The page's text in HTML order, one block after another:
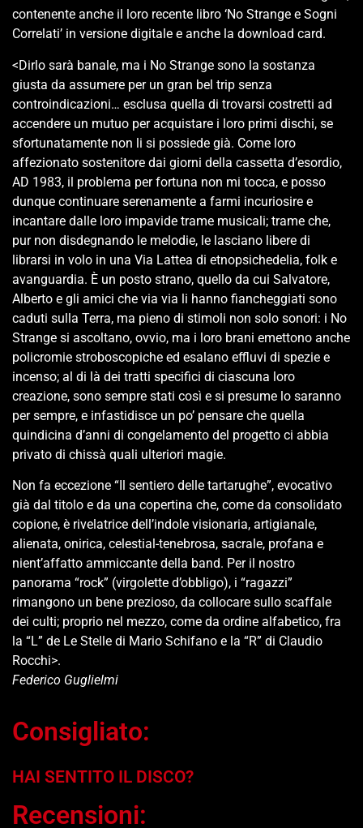
contenente anche il loro recente libro ‘No Strange e Sogni
Correlati’ in versione digitale e anche la download card.
<Dirlo sarà banale, ma i No Strange sono la sostanza
giusta da assumere per un gran bel trip senza
controindicazioni… esclusa quella di trovarsi costretti ad
accendere un mutuo per acquistare i loro primi dischi, se
sfortunatamente non li si possiede già. Come loro
affezionato sostenitore dai giorni della cassetta d’esordio,
AD 1983, il problema per fortuna non mi tocca, e posso
dunque continuare serenamente a farmi incuriosire e
incantare dalle loro impavide trame musicali; trame che,
pur non disdegnando le melodie, le lasciano libere di
librarsi in volo in una Via Lattea di etnopsichedelia, folk e
avanguardia. È un posto strano, quello da cui Salvatore,
Alberto e gli amici che via via li hanno fiancheggiati sono
caduti sulla Terra, ma pieno di stimoli non solo sonori: i No
Strange si ascoltano, ovvio, ma i loro brani emettono anche
policromie stroboscopiche ed esalano effluvi di spezie e
incenso; al di là dei tratti specifici di ciascuna loro
creazione, sono sempre stati così e si presume lo saranno
per sempre, e infastidisce un po’ pensare che quella
quindicina d’anni di congelamento del progetto ci abbia
privato di chissà quali ulteriori magie.
Non fa eccezione “Il sentiero delle tartarughe”, evocativo
già dal titolo e da una copertina che, come da consolidato
copione, è rivelatrice dell’indole visionaria, artigianale,
alienata, onirica, celestial-tenebrosa, sacrale, profana e
nient’affatto ammiccante della band. Per il nostro
panorama “rock” (virgolette d’obbligo), i “ragazzi”
rimangono un bene prezioso, da collocare sullo scaffale
dei culti; proprio nel mezzo, come da ordine alfabetico, fra
la “L” de Le Stelle di Mario Schifano e la “R” di Claudio
Rocchi>.
Federico Guglielmi
Consigliato:
HAI SENTITO IL DISCO?
Recensioni: